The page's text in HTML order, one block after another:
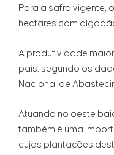
Para a safra vigente,
hectares com
A produtividade
país, segundo os
Nacional de
Atuando no oeste
também é uma
cujas plantações